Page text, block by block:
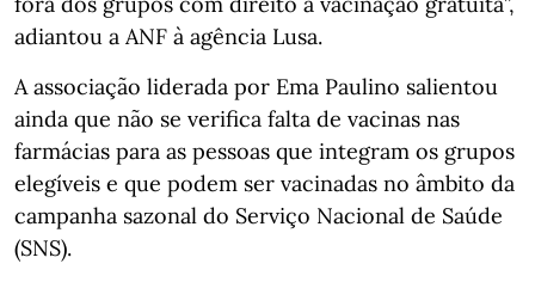
adiantou a ANF à agência Lusa.
A associação liderada por Ema Paulino salientou
ainda que não se verifica falta de vacinas nas
farmácias para as pessoas que integram os grupos
elegíveis e que podem ser vacinadas no âmbito da
campanha sazonal do Serviço Nacional de Saúde
(SNS).